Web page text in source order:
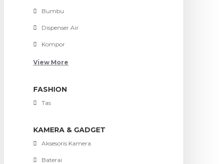
Bumbu
Dispenser Air
Kompor
View More
FASHION
Tas
KAMERA & GADGET
Aksesoris Kamera
Baterai